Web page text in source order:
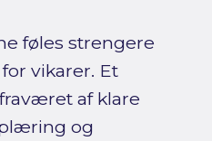
føles strengere
vikarer. Et
af klare
og